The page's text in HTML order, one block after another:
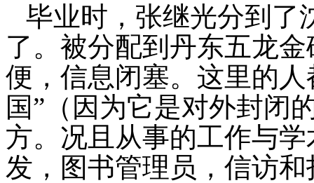
毕业时，张继光分到了
了。被分配到丹东五龙
便，信息闭塞。这里的
国”（因为它是对外封闭
方。况且从事的工作与
发，图书管理员，信访